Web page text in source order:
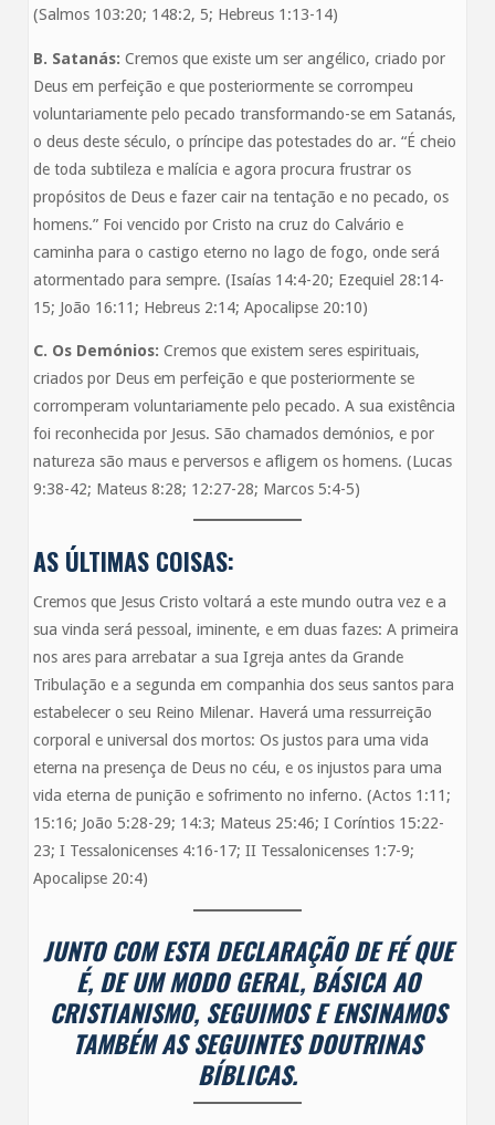
(Salmos 103:20; 148:2, 5; Hebreus 1:13-14)
B. Satanás: Cremos que existe um ser angélico, criado por
Deus em perfeição e que posteriormente se corrompeu
voluntariamente pelo pecado transformando-se em Satanás,
o deus deste século, o príncipe das potestades do ar. “É cheio
de toda subtileza e malícia e agora procura frustrar os
propósitos de Deus e fazer cair na tentação e no pecado, os
homens.” Foi vencido por Cristo na cruz do Calvário e
caminha para o castigo eterno no lago de fogo, onde será
atormentado para sempre. (Isaías 14:4-20; Ezequiel 28:14-
15; João 16:11; Hebreus 2:14; Apocalipse 20:10)
C. Os Demónios: Cremos que existem seres espirituais,
criados por Deus em perfeição e que posteriormente se
corromperam voluntariamente pelo pecado. A sua existência
foi reconhecida por Jesus. São chamados demónios, e por
natureza são maus e perversos e afligem os homens. (Lucas
9:38-42; Mateus 8:28; 12:27-28; Marcos 5:4-5)
AS ÚLTIMAS COISAS:
Cremos que Jesus Cristo voltará a este mundo outra vez e a
sua vinda será pessoal, iminente, e em duas fazes: A primeira
nos ares para arrebatar a sua Igreja antes da Grande
Tribulação e a segunda em companhia dos seus santos para
estabelecer o seu Reino Milenar. Haverá uma ressurreição
corporal e universal dos mortos: Os justos para uma vida
eterna na presença de Deus no céu, e os injustos para uma
vida eterna de punição e sofrimento no inferno. (Actos 1:11;
15:16; João 5:28-29; 14:3; Mateus 25:46; I Coríntios 15:22-
23; I Tessalonicenses 4:16-17; II Tessalonicenses 1:7-9;
Apocalipse 20:4)
JUNTO COM ESTA DECLARAÇÃO DE FÉ QUE
É, DE UM MODO GERAL, BÁSICA AO
CRISTIANISMO, SEGUIMOS E ENSINAMOS
TAMBÉM AS SEGUINTES DOUTRINAS
BÍBLICAS.